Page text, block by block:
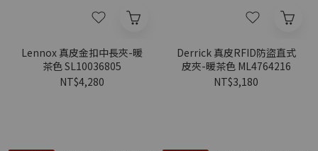
Lennox 真皮金扣中長夾-暖
茶色 SL10036805
NT$4,280
Derrick 真皮RFID防盜直式
皮夾-暖茶色 ML4764216
NT$3,180